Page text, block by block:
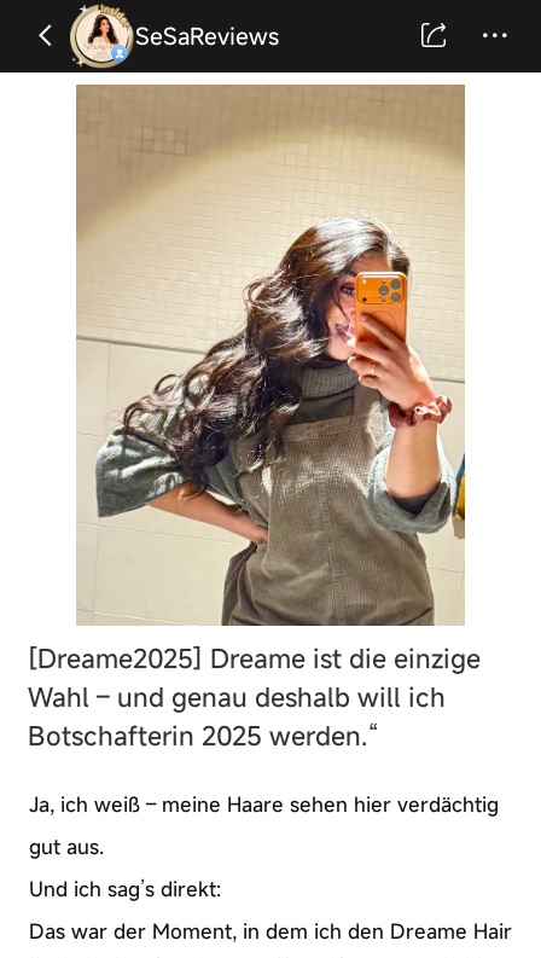
SeSaReviews
[Dreame2025] Dreame ist die einzige
Wahl – und genau deshalb will ich
Botschafterin 2025 werden.“
Ja, ich weiß – meine Haare sehen hier verdächtig
gut aus.
Und ich sag’s direkt:
Das war der Moment, in dem ich den Dreame Hair